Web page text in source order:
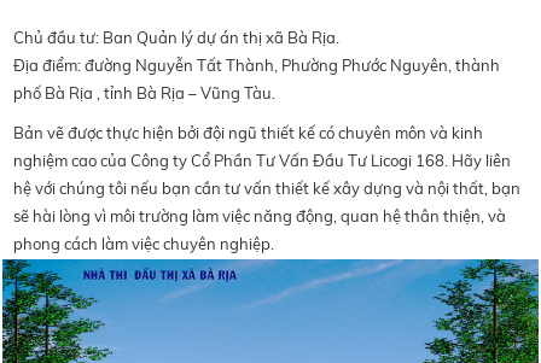
Chủ đầu tư: Ban Quản lý dự án thị xã Bà Rịa.
Địa điểm: đường Nguyễn Tất Thành, Phường Phước Nguyên, thành
phố Bà Rịa , tỉnh Bà Rịa – Vũng Tàu.
Bản vẽ được thực hiện bởi đội ngũ thiết kế có chuyên môn và kinh
nghiệm cao của Công ty Cổ Phần Tư Vấn Đầu Tư Licogi 168. Hãy liên
hệ với chúng tôi nếu bạn cần tư vấn thiết kế xây dựng và nội thất, bạn
sẽ hài lòng vì môi trường làm việc năng động, quan hệ thân thiện, và
phong cách làm việc chuyên nghiệp.